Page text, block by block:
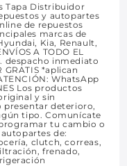
Tapa Distribuidor
y autopartes
de repuestos
marcas de
Kia, Renault,
A TODO EL
despacho inmediato
GRATIS *aplican
WhatsApp
Los productos
y sin
presentar deterioro,
tipo. Comunícate
tu cambio o
de:
clutch, correas,
frenado,